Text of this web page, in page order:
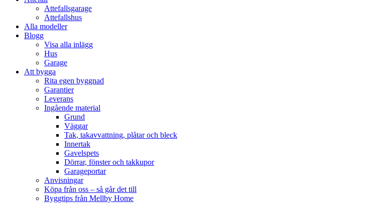
Attefallsgarage
Attefallshus
Alla modeller
Blogg
Visa alla inlägg
Hus
Garage
Att bygga
Rita egen byggnad
Garantier
Leverans
Ingående material
Grund
Väggar
Tak, takavvattning, plåtar och bleck
Innertak
Gavelspets
Dörrar, fönster och takkupor
Garageportar
Anvisningar
Köpa från oss – så går det till
Byggtips från Mellby Home